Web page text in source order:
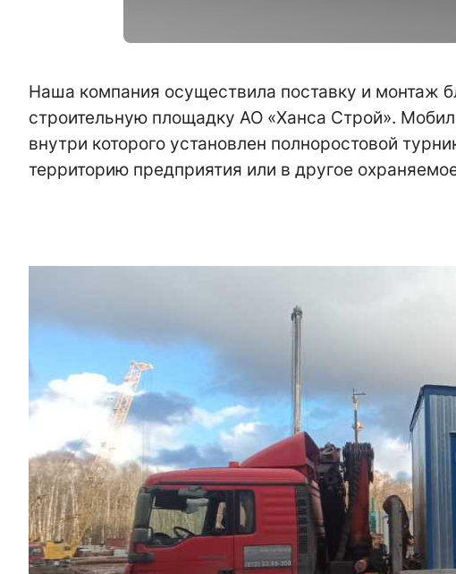
Наша компания осуществила поставку и монтаж
строительную площадку АО «Ханса Строй».
внутри которого установлен полноростовой
территорию предприятия или в другое